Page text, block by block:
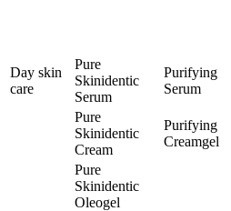
Day skin
care
Pure
Skinidentic
Serum
Purifying
Serum
Pure
Skinidentic
Cream
Purifying
Creamgel
Pure
Skinidentic
Oleogel